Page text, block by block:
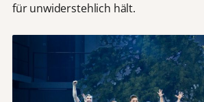
für unwiderstehlich hält.